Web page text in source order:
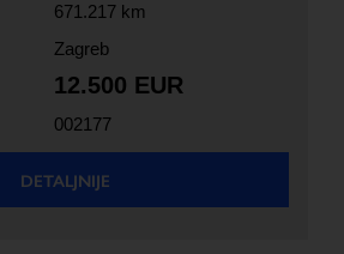
671.217 km
Zagreb
12.500 EUR
002177
DETALJNIJE